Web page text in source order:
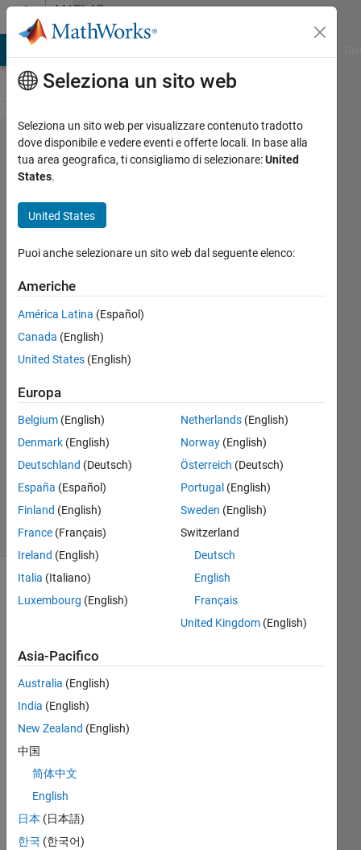
Vai al contenutoMATLAB
Answers
setting
current
using cd
inside
.mlapp
files
Timothy
2025
Risposte
Aggiornato
3 Lug 2025
33
Visualizzazioni
(30 giorni)
commenti
I'm
ma
g
an
app
tryi
ng
Seleziona un sito web
Seleziona un sito web per visualizzare contenuto tradotto
dove disponibile e vedere eventi e offerte locali. In base alla
tua area geografica, ti consigliamo di selezionare:United
States.
United States
Puoi anche selezionare un sito web dal seguente elenco:
Americhe
América Latina (Español)
Canada (English)
United States (English)
Europa
Belgium (English)
Denmark (English)
Deutschland (Deutsch)
España (Español)
Finland (English)
France (Français)
Ireland (English)
Italia (Italiano)
Luxembourg (English)
Netherlands(English)
Norway(English)
Österreich (Deutsch)
Portugal (English)
Sweden (English)
Switzerland
Deutsch
English
Français
United Kingdom(English)
Asia-Pacifico
Australia (English)
India (English)
New Zealand (English)
中国
简体中文
English
日本 (日本語)
한국 (한국어)